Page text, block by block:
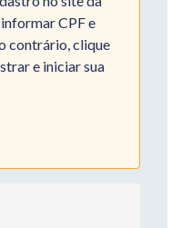
CPF e
contrário, clique
e iniciar sua